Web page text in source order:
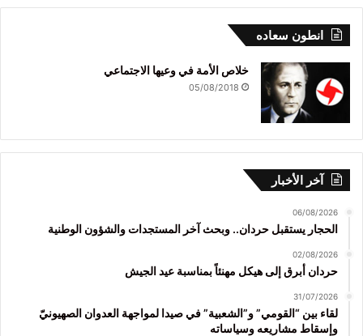
انطون سعاده
خلاص الأمة في وعيها الاجتماعي
05/08/2018
آخر الأخبار
06/08/2026
الحجار يستقبل حردان.. وبحث آخر المستجدات والشؤون الوطنية
02/08/2026
حردان أبرق إلى هيكل مهنئاً بمناسبة عيد الجيش
31/07/2026
لقاء بين “القومي” و”الشعبية” في صيدا لمواجهة العدوان الصهيونيّ
وإسقاط مشاريعه وسياساته